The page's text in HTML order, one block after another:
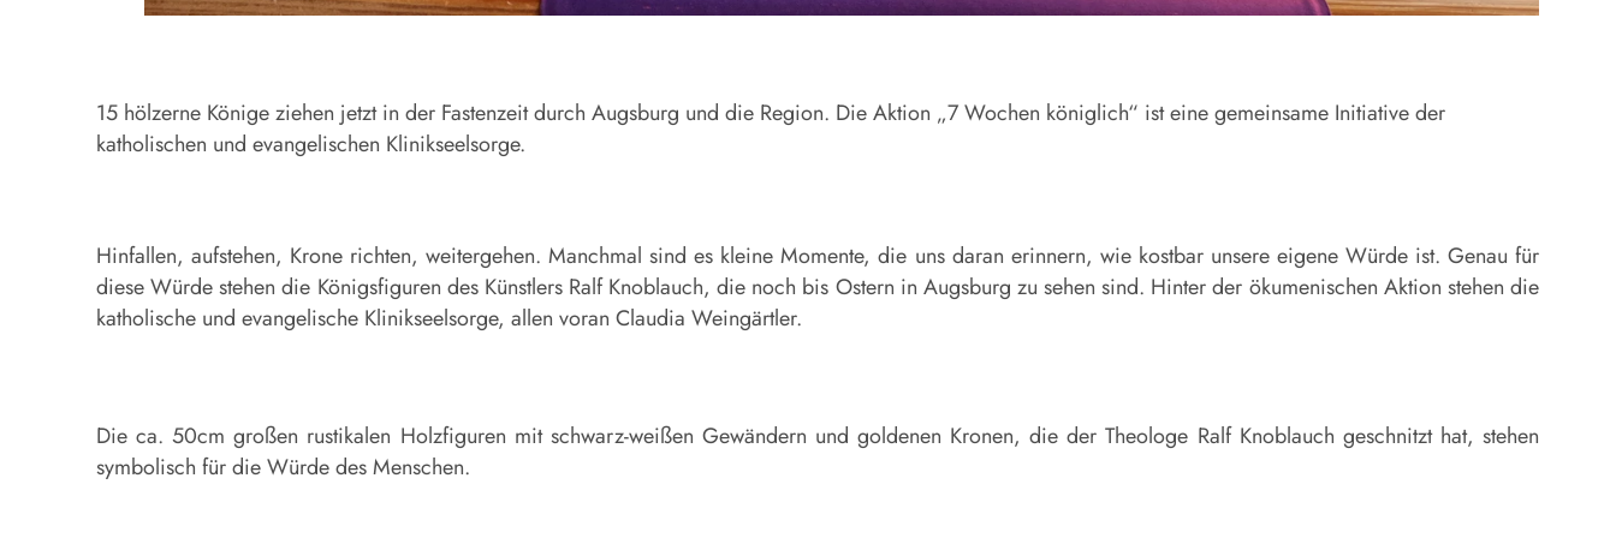
15 hölzerne Könige ziehen jetzt in der Fastenzeit durch Augsburg und die Region. Die Aktion „7 Wochen königlich“ ist eine gemeinsame Initiative der
katholischen und evangelischen Klinikseelsorge.
Hinfallen, aufstehen, Krone richten, weitergehen. Manchmal sind es kleine Momente, die uns daran erinnern, wie kostbar unsere eigene Würde ist. Genau für
diese Würde stehen die Königsfiguren des Künstlers Ralf Knoblauch, die noch bis Ostern in Augsburg zu sehen sind. Hinter der ökumenischen Aktion stehen die
katholische und evangelische Klinikseelsorge, allen voran Claudia Weingärtler.
Die ca. 50cm großen rustikalen Holzfiguren mit schwarz-weißen Gewändern und goldenen Kronen, die der Theologe Ralf Knoblauch geschnitzt hat, stehen
symbolisch für die Würde des Menschen.